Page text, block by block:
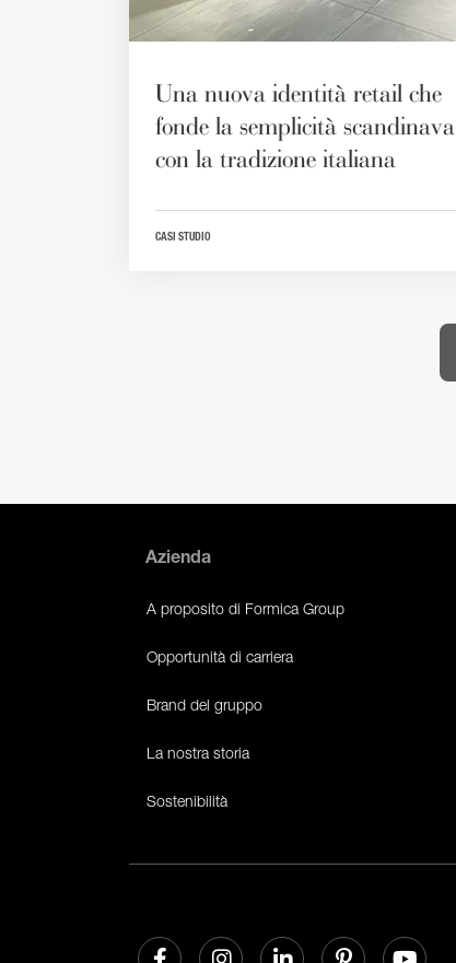
Una nuova identità retail che
fonde la semplicità scandinava
con la tradizione italiana
CASI STUDIO
Azienda
A proposito di Formica Group
Opportunità di carriera
Brand del gruppo
La nostra storia
Sostenibilità